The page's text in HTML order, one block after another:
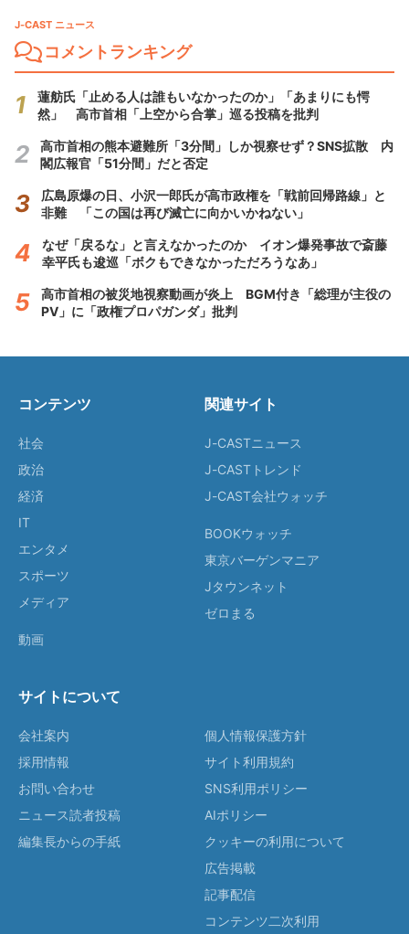
J-CAST ニュース
コメントランキング
蓮舫氏「止める人は誰もいなかったのか」「あまりにも愕
然」 高市首相「上空から合掌」巡る投稿を批判
高市首相の熊本避難所「3分間」しか視察せず？SNS拡散 内
閣広報官「51分間」だと否定
広島原爆の日、小沢一郎氏が高市政権を「戦前回帰路線」と
非難 「この国は再び滅亡に向かいかねない」
なぜ「戻るな」と言えなかったのか イオン爆発事故で斎藤
幸平氏も逡巡「ボクもできなかっただろうなあ」
高市首相の被災地視察動画が炎上 BGM付き「総理が主役の
PV」に「政権プロパガンダ」批判
コンテンツ
社会
政治
経済
IT
エンタメ
スポーツ
メディア
動画
関連サイト
J-CASTニュース
J-CASTトレンド
J-CAST会社ウォッチ
BOOKウォッチ
東京バーゲンマニア
Jタウンネット
ゼロまる
サイトについて
会社案内
採用情報
お問い合わせ
ニュース読者投稿
編集長からの手紙
個人情報保護方針
サイト利用規約
SNS利用ポリシー
AIポリシー
クッキーの利用について
広告掲載
記事配信
コンテンツ二次利用